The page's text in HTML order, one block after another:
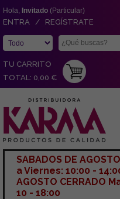
Hola, Invitado (Particular)
ENTRA / REGÍSTRATE
TU CARRITO
TOTAL: 0,00 €
SABADOS DE
a Viernes: 10:00 -
AGOSTO CERRADO
10 - 18:00